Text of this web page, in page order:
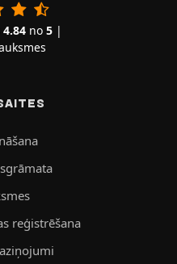
4.84no 5|
reģistrēšana